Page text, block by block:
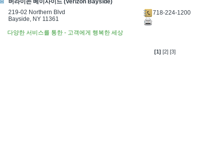
버라이존 베이사이드 (Verizon Bayside)
219-02 Northern Blvd
Bayside, NY 11361
718-224-1200
다양한 서비스를 통한 - 고객에게 행복한 세상
[1] [2] [3]